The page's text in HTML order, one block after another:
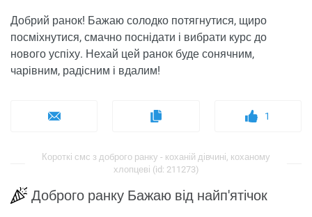
Добрий ранок! Бажаю солодко потягнутися, щиро
посміхнутися, смачно поснідати і вибрати курс до
нового успіху. Нехай цей ранок буде сонячним,
чарівним, радісним і вдалим!
1
Короткі смс з доброго ранку - коханій дівчині, коханому
хлопцеві (id: 211273)
Доброго ранку Бажаю від найп'ятічок